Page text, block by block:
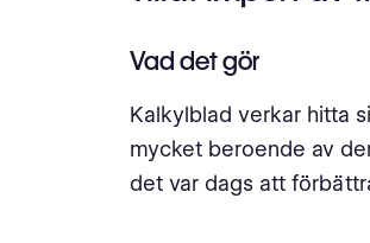
Vad det gör
Kalkylblad verkar hitta
mycket beroende av
det var dags att